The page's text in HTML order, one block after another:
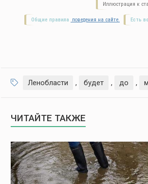
Иллюстрация к
Есть
Общие правила поведения на сайте.
Ленобласти , будет , до ,
ЧИТАЙТЕ ТАКЖЕ